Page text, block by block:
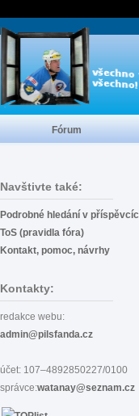
Navštivte také:
Podrobné hledání v
ToS (pravidla fóra)
Kontakt, pomoc, návrhy
Kontakty:
redakce webu:
admin@pilsfanda.cz
účet: 107–4892850227/0100
správce:watanay@seznam.cz
Fórum